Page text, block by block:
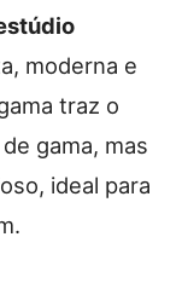
moderna e
traz o
gama, mas
ideal para